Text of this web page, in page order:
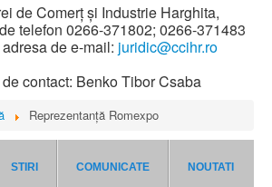
de Comerţ şi Industrie Harghita,
telefon 0266-371802; 0266-371483
de e-mail: juridic@ccihr.ro
contact: Benko Tibor Csaba
Reprezentanță Romexpo
STIRI COMUNICATE NOUTATI